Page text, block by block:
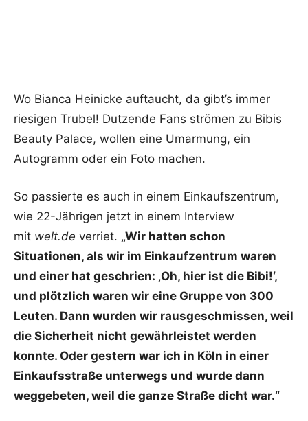
Wo Bianca Heinicke auftaucht, da gibt’s immer
riesigen Trubel! Dutzende Fans strömen zu Bibis
Beauty Palace, wollen eine Umarmung, ein
Autogramm oder ein Foto machen.
So passierte es auch in einem Einkaufszentrum,
wie 22-Jährigen jetzt in einem Interview
mit welt.de verriet. „Wir hatten schon
Situationen, als wir im Einkaufzentrum waren
und einer hat geschrien: ‚Oh, hier ist die Bibi!‘,
und plötzlich waren wir eine Gruppe von 300
Leuten. Dann wurden wir rausgeschmissen, weil
die Sicherheit nicht gewährleistet werden
konnte. Oder gestern war ich in Köln in einer
Einkaufsstraße unterwegs und wurde dann
weggebeten, weil die ganze Straße dicht war.“